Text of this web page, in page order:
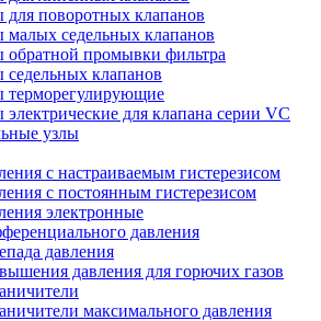
поворотных клапанов
седельных клапанов
промывки фильтра
клапанов
терморегулирующие
для клапана серии VC
узлы
с настраиваемым гистерезисом
с постоянным гистерезисом
электронные
давления
давления
давления для горючих газов
максимального давления